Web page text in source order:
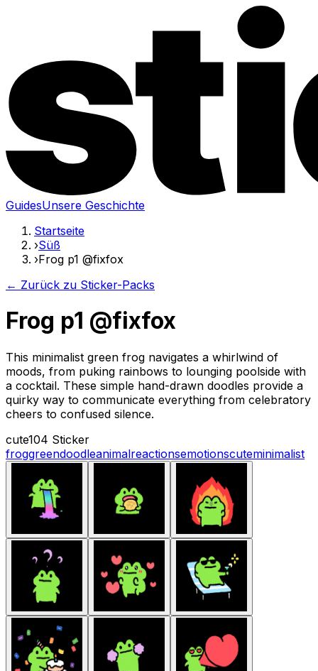
GuidesUnsere Geschichte
Startseite
›Süß
›Frog p1 @fixfox
← Zurück zu Sticker-Packs
Frog p1 @fixfox
This minimalist green frog navigates a whirlwind of
moods, from puking rainbows to lounging poolside with
a cocktail. These simple hand-drawn doodles provide a
quirky way to communicate everything from celebratory
cheers to confused silence.
cute104 Sticker
froggreendoodleanimalreactionsemotionscuteminimalist